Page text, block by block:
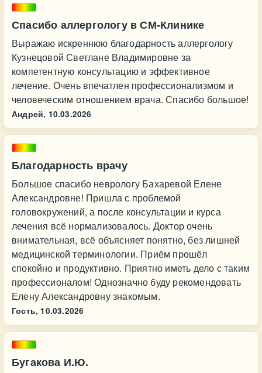
Спасибо аллергологу в СМ-Клинике
Выражаю искреннюю благодарность аллергологу
Кузнецовой Светлане Владимировне за
компетентную консультацию и эффективное
лечение. Очень впечатлен профессионализмом и
человеческим отношением врача. Спасибо большое!
Андрей, 10.03.2026
Благодарность врачу
Большое спасибо неврологу Бахаревой Елене
Александровне! Пришла с проблемой
головокружений, а после консультации и курса
лечения всё нормализовалось. Доктор очень
внимательная, всё объясняет понятно, без лишней
медицинской терминологии. Приём прошёл
спокойно и продуктивно. Приятно иметь дело с таким
профессионалом! Однозначно буду рекомендовать
Елену Александровну знакомым.
Гость, 10.03.2026
Бугакова И.Ю.